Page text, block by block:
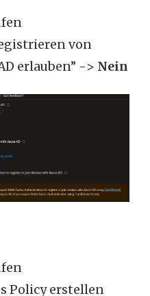
von
erlauben” -> Nein
Policy erstellen